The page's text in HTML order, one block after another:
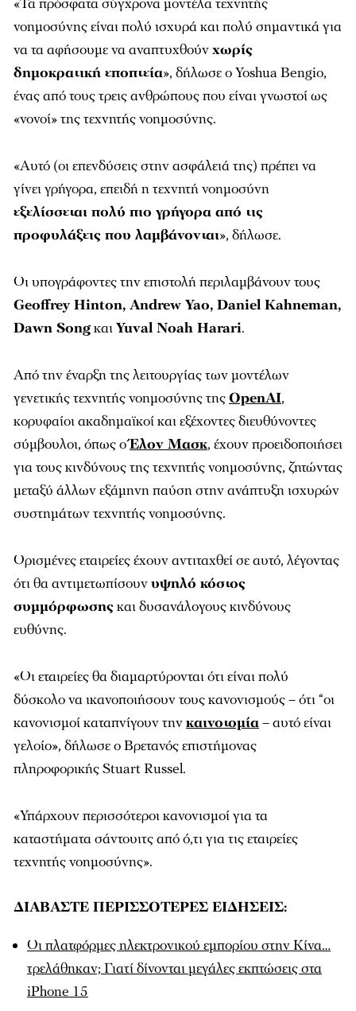
«Τα πρόσφατα σύγχρονα μοντέλα τεχνητής
νοημοσύνης είναι πολύ ισχυρά και πολύ σημαντικά για
να τα αφήσουμε να αναπτυχθούνχωρίς
δημοκρατική εποπτεία», δήλωσε ο Yoshua Bengio,
ένας από τους τρεις ανθρώπους που είναι γνωστοί ως
«νονοί» της τεχνητής νοημοσύνης.
«Αυτό (οι επενδύσεις στην ασφάλειά της) πρέπει να
γίνει γρήγορα, επειδή η τεχνητή νοημοσύνη
εξελίσσεται πολύ πιο γρήγορα από τις
προφυλάξεις που λαμβάνονται», δήλωσε.
Οι υπογράφοντες την επιστολή περιλαμβάνουν τους
Geoffrey Hinton, Andrew Yao, Daniel Kahneman,
Dawn SongκαιYuval Noah Harari.
Από την έναρξη της λειτουργίας των μοντέλων
γενετικής τεχνητής νοημοσύνης τηςOpenAI,
κορυφαίοι ακαδημαϊκοί και εξέχοντες διευθύνοντες
σύμβουλοι, όπως οΈλον Μασκ, έχουν προειδοποιήσει
για τους κινδύνους της τεχνητής νοημοσύνης, ζητώντας
μεταξύ άλλων εξάμηνη παύση στην ανάπτυξη ισχυρών
συστημάτων τεχνητής νοημοσύνης.
Ορισμένες εταιρείες έχουν αντιταχθεί σε αυτό, λέγοντας
ότι θα αντιμετωπίσουνυψηλό κόστος
συμμόρφωσηςκαι δυσανάλογους κινδύνους
ευθύνης.
«Οι εταιρείες θα διαμαρτύρονται ότι είναι πολύ
δύσκολο να ικανοποιήσουν τους κανονισμούς – ότι “οι
κανονισμοί καταπνίγουν τηνκαινοτομία– αυτό είναι
γελοίο», δήλωσε ο Βρετανός επιστήμονας
πληροφορικής Stuart Russel.
«Υπάρχουν περισσότεροι κανονισμοί για τα
καταστήματα σάντουιτς από ό,τι για τις εταιρείες
τεχνητής νοημοσύνης».
ΔΙΑΒΑΣΤΕ ΠΕΡΙΣΣΟΤΕΡΕΣ ΕΙΔΗΣΕΙΣ:
Οι πλατφόρμες ηλεκτρονικού εμπορίου στην Κίνα…
τρελάθηκαν; Γιατί δίνονται μεγάλες εκπτώσεις στα
iPhone 15